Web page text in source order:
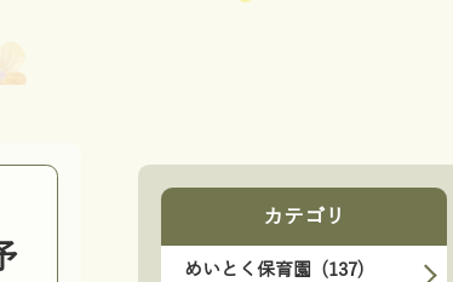
カテゴリ
めいとく保育園 (137)